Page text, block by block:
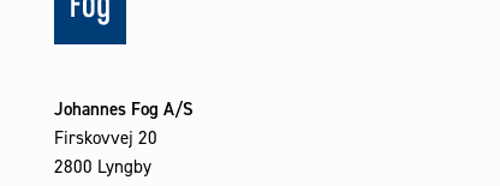
Johannes Fog A/S
Firskovvej 20
2800 Lyngby